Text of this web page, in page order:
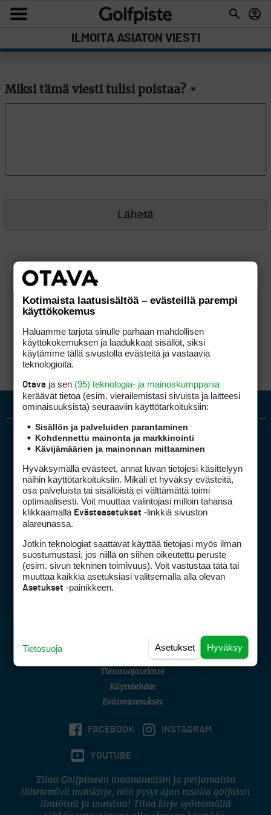
ILMOITA ASIATON VIESTI
Miksi tämä viesti tulisi poistaa? *
Golfpiste mediakortti
Golfpisteen yhteystiedot
DSA avoimuusraportti
Asiakaspalvelu
(digi) digi@otavamedia.fi
Tietosuojaseloste
Käyttöehdot
Evästeasetukset
FACEBOOK INSTAGRAM
YOUTUBE
Tilaa Golfpisteen maanantaisin ja perjantaisin
lähetettävä uutiskirje, niin pysyt ajan tasalla golfalan
ilmiöistä ja uutisista! Tilaa kirje syöttämällä
Kotimaista laatusisältöä – evästeillä parempi
käyttökokemus
Haluamme tarjota sinulle parhaan mahdollisen
käyttökokemuksen ja laadukkaat sisällöt, siksi
käytämme tällä sivustolla evästeitä ja vastaavia
teknologioita.
Otava ja sen (95) teknologia- ja mainoskumppania
keräävät tietoa (esim. vierailemis­tasi sivuista ja laitteesi
ominaisuuk­sista) seuraaviin käyttötarkoituksiin:
Sisällön ja palveluiden parantaminen
Kohdennettu mainonta ja markkinointi
Kävijämäärien ja mainonnan mittaaminen
Hyväksymällä evästeet, annat luvan tietojesi käsittelyyn
näihin käyttötarkoituksiin. Mikäli et hyväksy evästeitä,
osa palveluista tai sisällöistä ei välttämättä toimi
optimaalisesti. Voit muuttaa valintojasi milloin tahansa
klikkaamalla Evästeasetukset -linkkiä sivuston
alareunassa.
Jotkin teknologiat saattavat käyttää tietojasi myös ilman
suostumustasi, jos niillä on siihen oikeutettu peruste
(esim. sivun tekninen toimivuus). Voit vastustaa tätä tai
muuttaa kaikkia asetuksiasi valitsemalla alla olevan
Asetukset -painikkeen.
Hyväksy
Asetukset
Tietosuoja